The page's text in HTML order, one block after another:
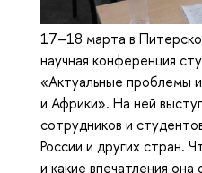
17–18 марта в
научная конференция
«Актуальные проблемы
и Африки». На ней
сотрудников и
России и других стран.
и какие впечатления